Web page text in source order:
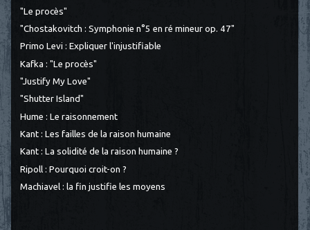
"Le procès"
"Chostakovitch : Symphonie n°5 en ré mineur op. 47"
Primo Levi : Expliquer l'injustifiable
Kafka : "Le procès"
"Justify My Love"
"Shutter Island"
Hume : Le raisonnement
Kant : Les failles de la raison humaine
Kant : La solidité de la raison humaine ?
Ripoll : Pourquoi croit-on ?
Machiavel : la fin justifie les moyens